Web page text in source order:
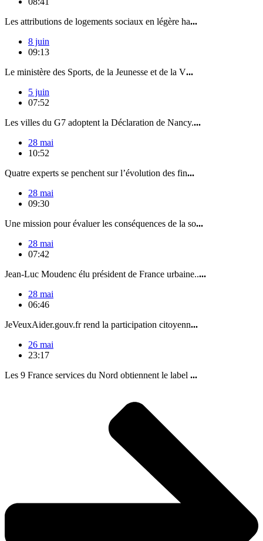
Les attributions de logements sociaux en légère ha...
8 juin
09:13
Le ministère des Sports, de la Jeunesse et de la V...
5 juin
07:52
Les villes du G7 adoptent la Déclaration de Nancy....
28 mai
10:52
Quatre experts se penchent sur l’évolution des fin...
28 mai
09:30
Une mission pour évaluer les conséquences de la so...
28 mai
07:42
Jean-Luc Moudenc élu président de France urbaine.....
28 mai
06:46
JeVeuxAider.gouv.fr rend la participation citoyenn...
26 mai
23:17
Les 9 France services du Nord obtiennent le label ...